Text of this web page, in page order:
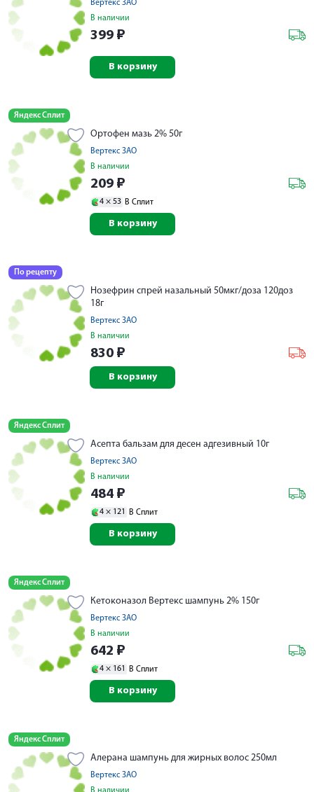
Вертекс ЗАО
В наличии
399 ₽
В корзину
Яндекс Сплит
Ортофен мазь 2% 50г
Вертекс ЗАО
В наличии
209 ₽
4 × 53 В Сплит
В корзину
По рецепту
Нозефрин спрей назальный 50мкг/доза 120доз
18г
Вертекс ЗАО
В наличии
830 ₽
В корзину
Яндекс Сплит
Асепта бальзам для десен адгезивный 10г
Вертекс ЗАО
В наличии
484 ₽
4 × 121 В Сплит
В корзину
Яндекс Сплит
Кетоконазол Вертекс шампунь 2% 150г
Вертекс ЗАО
В наличии
642 ₽
4 × 161 В Сплит
В корзину
Яндекс Сплит
Алерана шампунь для жирных волос 250мл
Вертекс ЗАО
В наличии